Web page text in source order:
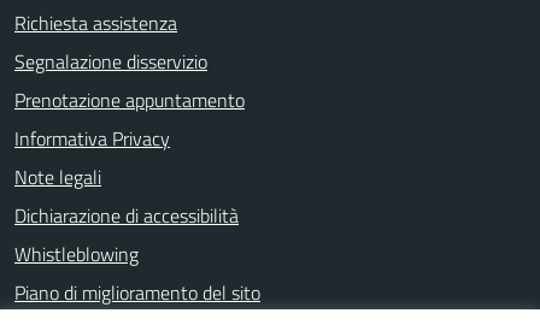
Richiesta assistenza
Segnalazione disservizio
Prenotazione appuntamento
Informativa Privacy
Note legali
Dichiarazione di accessibilità
Whistleblowing
Piano di miglioramento del sito